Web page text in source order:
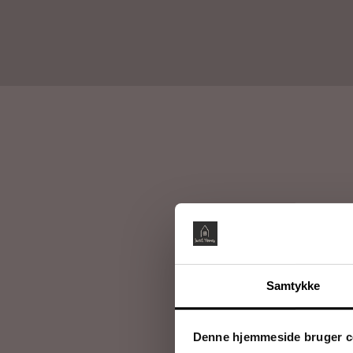
Samtykke
Denne hjemmeside bruger